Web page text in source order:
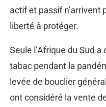
actif et passif n’arrivent
liberté à protéger.
Seule l’Afrique du Sud
tabac pendant la
levée de bouclier
ont considéré la vente